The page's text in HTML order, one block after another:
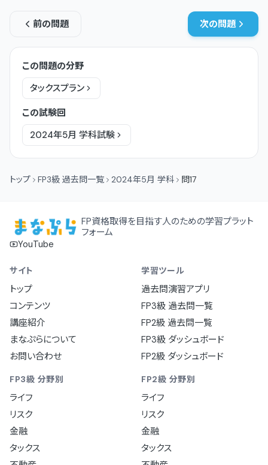
前の問題 次の問題
この問題の分野
タックスプラン
この試験回
2024年5月 学科試験
トップ FP3級 過去問一覧 2024年5月 学科 問17
FP資格取得を目指す人のための学習プラット
フォーム
YouTube
サイト
トップ
コンテンツ
講座紹介
まなぷらについて
お問い合わせ
学習ツール
過去問演習アプリ
FP3級 過去問一覧
FP2級 過去問一覧
FP3級 ダッシュボード
FP2級 ダッシュボード
FP3級 分野別
ライフ
リスク
金融
タックス
FP2級 分野別
ライフ
リスク
金融
タックス